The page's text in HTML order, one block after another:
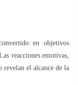
en objetivos
reacciones emotivas,
revelan el alcance de la